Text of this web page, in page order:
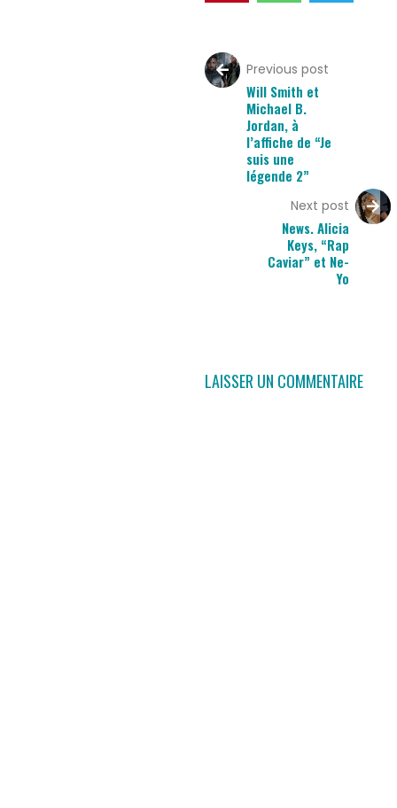
Previous post
Will Smith et
Michael B.
Jordan, à
l’affiche de “Je
suis une
légende 2”
Next post
News. Alicia
Keys, “Rap
Caviar” et Ne-
Yo
LAISSER UN COMMENTAIRE